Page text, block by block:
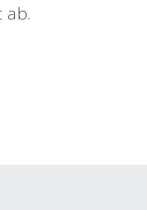
ab.